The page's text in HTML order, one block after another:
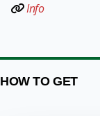
Info
HOW TO GET